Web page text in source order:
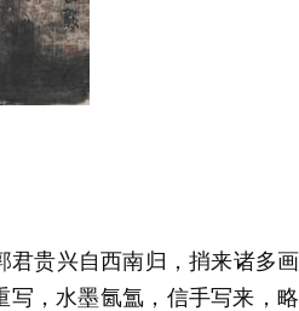
君贵兴自西南归，捎来诸多画
，水墨氤氲，信手写来，略